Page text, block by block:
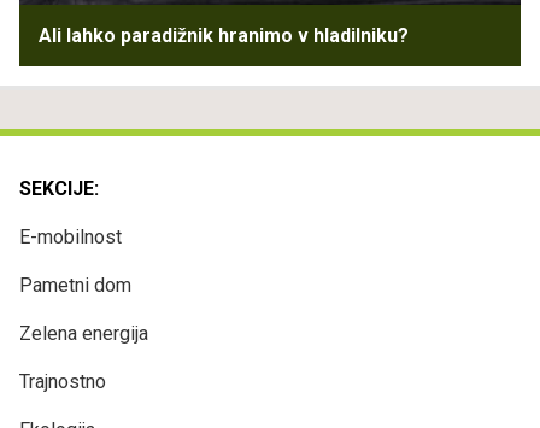
Ali lahko paradižnik hranimo v hladilniku?
SEKCIJE:
E-mobilnost
Pametni dom
Zelena energija
Trajnostno